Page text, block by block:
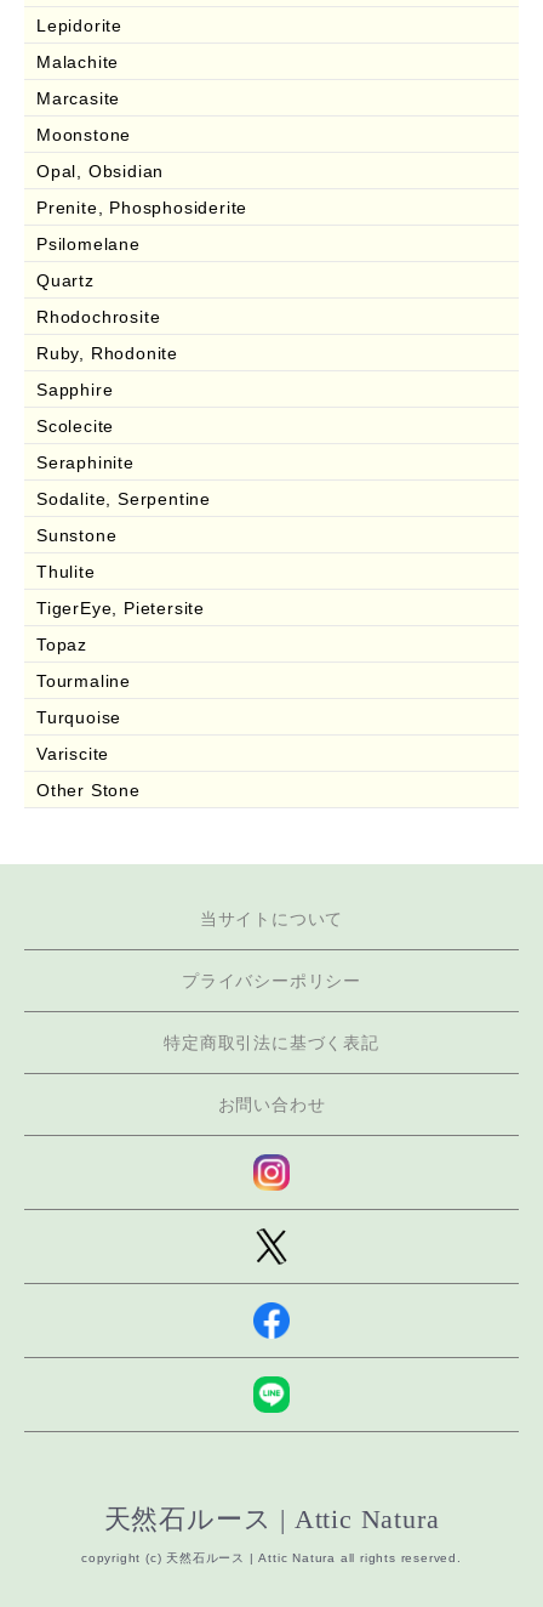
Lepidorite
Malachite
Marcasite
Moonstone
Opal, Obsidian
Prenite, Phosphosiderite
Psilomelane
Quartz
Rhodochrosite
Ruby, Rhodonite
Sapphire
Scolecite
Seraphinite
Sodalite, Serpentine
Sunstone
Thulite
TigerEye, Pietersite
Topaz
Tourmaline
Turquoise
Variscite
Other Stone
当サイトについて
プライバシーポリシー
特定商取引法に基づく表記
お問い合わせ
天然石ルース | Attic Natura
copyright (c) 天然石ルース | Attic Natura all rights reserved.